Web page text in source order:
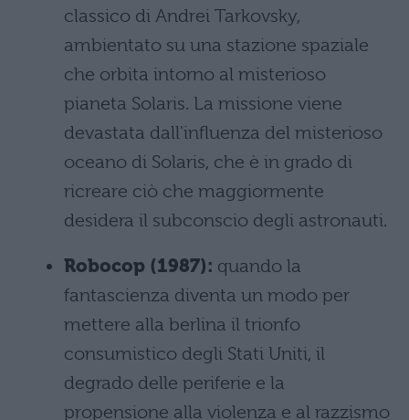
classico di Andrei Tarkovsky,
ambientato su una stazione spaziale
che orbita intorno al misterioso
pianeta Solaris. La missione viene
devastata dall'influenza del misterioso
oceano di Solaris, che è in grado di
ricreare ciò che maggiormente
desidera il subconscio degli astronauti.
Robocop (1987): quando la
fantascienza diventa un modo per
mettere alla berlina il trionfo
consumistico degli Stati Uniti, il
degrado delle periferie e la
propensione alla violenza e al razzismo